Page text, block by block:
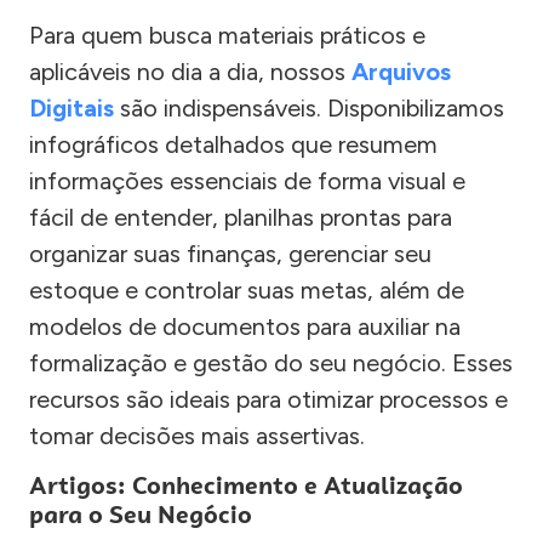
Para quem busca materiais práticos e
aplicáveis no dia a dia, nossos Arquivos
Digitais são indispensáveis. Disponibilizamos
infográficos detalhados que resumem
informações essenciais de forma visual e
fácil de entender, planilhas prontas para
organizar suas finanças, gerenciar seu
estoque e controlar suas metas, além de
modelos de documentos para auxiliar na
formalização e gestão do seu negócio. Esses
recursos são ideais para otimizar processos e
tomar decisões mais assertivas.
Artigos: Conhecimento e Atualização
para o Seu Negócio